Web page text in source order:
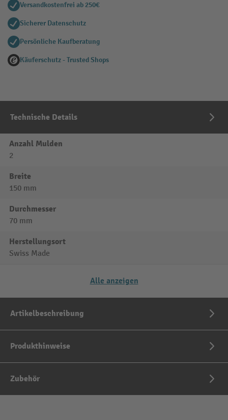
Versandkostenfrei ab 250€
Sicherer Datenschutz
Persönliche Kaufberatung
Käuferschutz - Trusted Shops
Technische Details
Anzahl Mulden
2
Breite
150 mm
Durchmesser
70 mm
Herstellungsort
Swiss Made
Alle anzeigen
Artikelbeschreibung
Produkthinweise
Zubehör